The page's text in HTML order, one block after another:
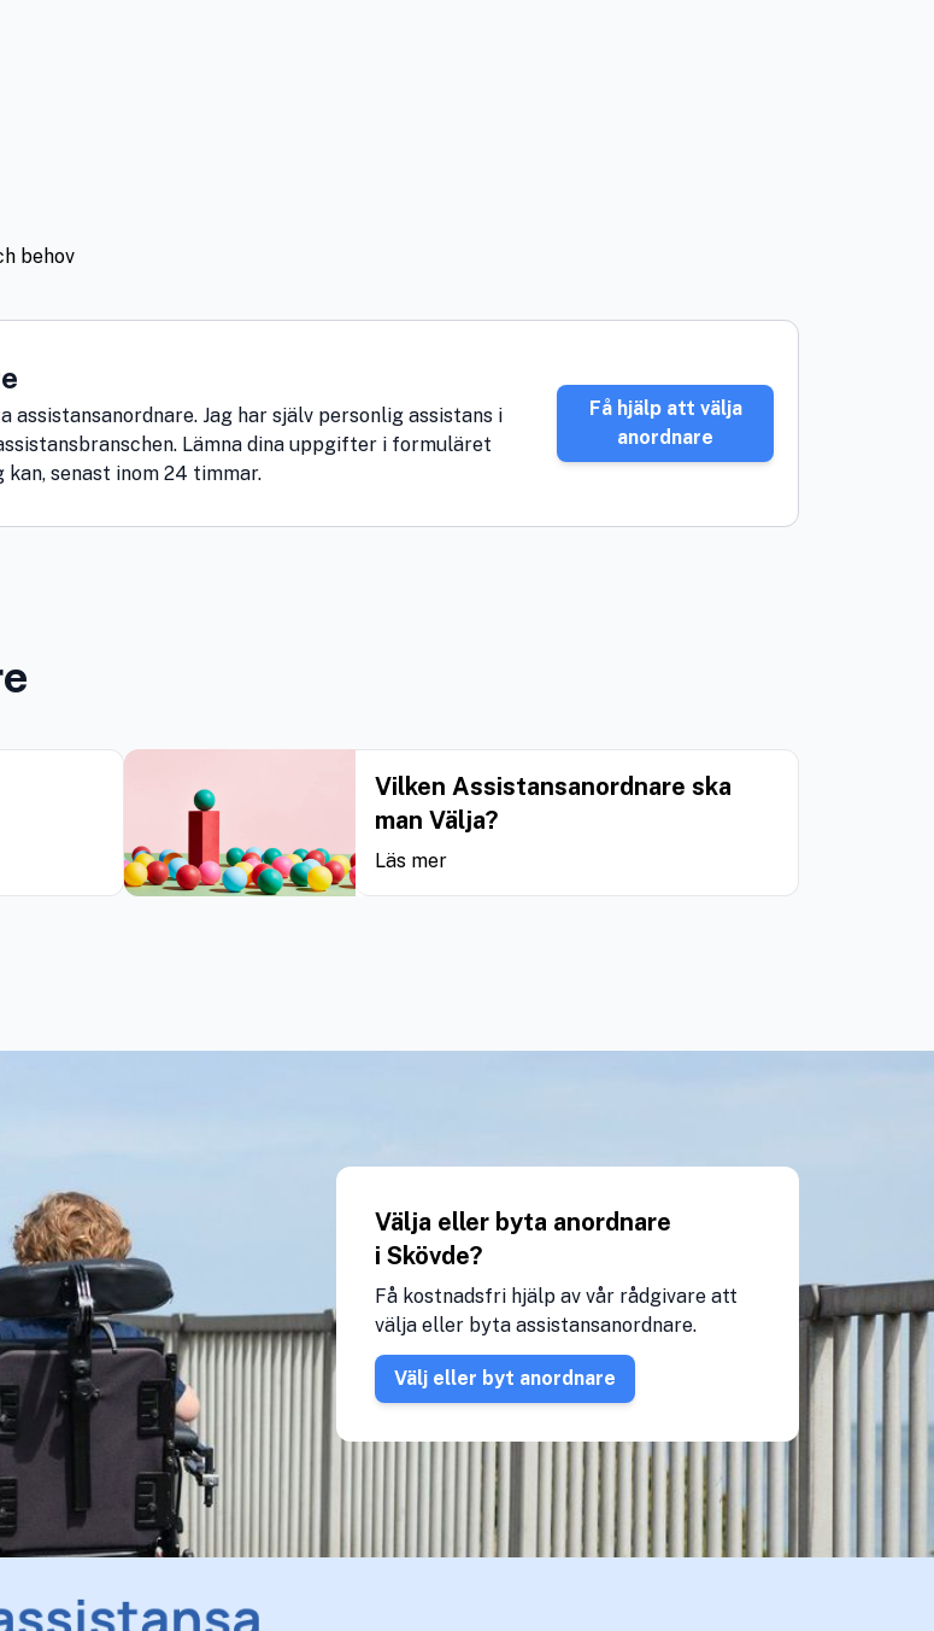
behov
Jag har själv personlig assistans i
Lämna dina uppgifter i formuläret
senast inom 24 timmar.
Få hjälp att välja
anordnare
Vilken Assistansanordnare ska
man Välja?
Läs mer
Välja eller byta anordnare
i Skövde?
Få kostnadsfri hjälp av vår rådgivare att
välja eller byta assistansanordnare.
Välj eller byt anordnare